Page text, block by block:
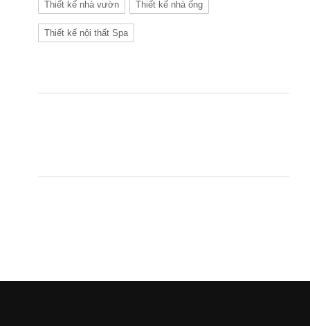
Thiết kế nhà vườn Thiết kế nhà ống
Thiết kế nội thất Spa